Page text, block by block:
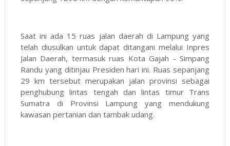
Saat ini ada 15 ruas jalan daerah di Lampung yang
telah diusulkan untuk dapat ditangani melalui Inpres
Jalan Daerah, termasuk ruas Kota Gajah - Simpang
Randu yang ditinjau Presiden hari ini. Ruas sepanjang
29 km tersebut merupakan jalan provinsi sebagai
penghubung lintas tengah dan lintas timur Trans
Sumatra di Provinsi Lampung yang mendukung
kawasan pertanian dan tambak udang.